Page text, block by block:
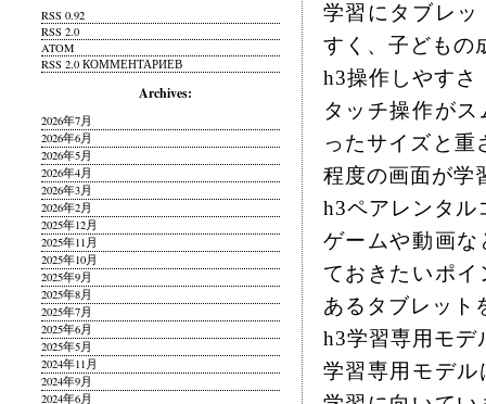
学習にタブレ
すく、子どもの
h3操作しやすさ
タッチ操作が
ったサイズと
程度の画面が学
h3ペアレンタル
ゲームや動画
ておきたいポ
あるタブレット
h3学習専用モデ
学習専用モデ
RSS 0.92
RSS 2.0
ATOM
RSS 2.0 КОММЕНТАРИЕВ
Archives:
2026年7月
2026年6月
2026年5月
2026年4月
2026年3月
2026年2月
2025年12月
2025年11月
2025年10月
2025年9月
2025年8月
2025年7月
2025年6月
2025年5月
2024年11月
2024年9月
2024年6月